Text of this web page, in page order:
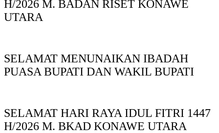
H/2026 M. BADAN RISET KONAWE
UTARA
SELAMAT MENUNAIKAN IBADAH
PUASA BUPATI DAN WAKIL BUPATI
SELAMAT HARI RAYA IDUL FITRI 1447
H/2026 M. BKAD KONAWE UTARA